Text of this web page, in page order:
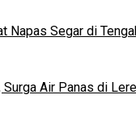
Napas Segar di
Surga Air Panas di